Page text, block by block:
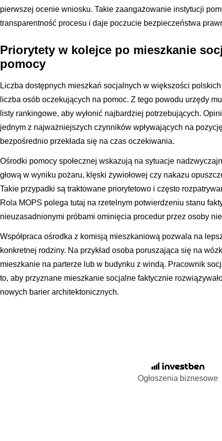
pierwszej ocenie wniosku. Takie zaangażowanie instytucji
transparentność procesu i daje poczucie bezpieczeństwa
Priorytety w kolejce po mieszkanie
pomocy
Liczba dostępnych mieszkań socjalnych w większości
liczba osób oczekujących na pomoc. Z tego powodu urzędy
listy rankingowe, aby wyłonić najbardziej potrzebujących.
jednym z najważniejszych czynników wpływających na
bezpośrednio przekłada się na czas oczekiwania.
Ośrodki pomocy społecznej wskazują na sytuacje
głową w wyniku pożaru, klęski żywiołowej czy nakazu
Takie przypadki są traktowane priorytetowo i często
Rola MOPS polega tutaj na rzetelnym potwierdzeniu stanu
nieuzasadnionymi próbami ominięcia procedur przez osoby
Współpraca ośrodka z komisją mieszkaniową pozwala na
konkretnej rodziny. Na przykład osoba poruszająca się na
mieszkanie na parterze lub w budynku z windą. Pracownik
to, aby przyznane mieszkanie socjalne faktycznie
nowych barier architektonicznych.
Ogłoszenia biznesowe